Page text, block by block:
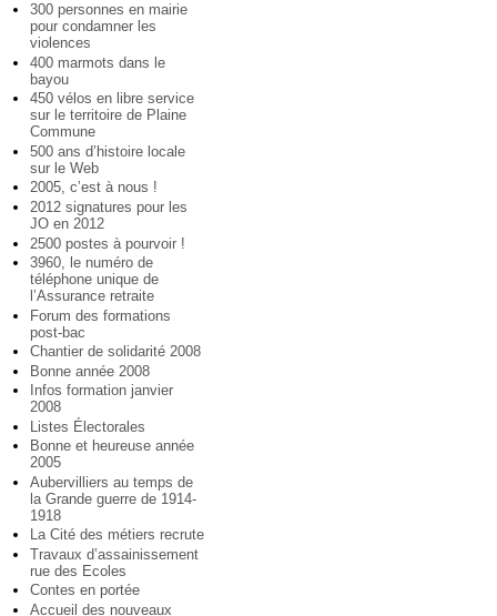
300 personnes en mairie
pour condamner les
violences
400 marmots dans le
bayou
450 vélos en libre service
sur le territoire de Plaine
Commune
500 ans d’histoire locale
sur le Web
2005, c’est à nous !
2012 signatures pour les
JO en 2012
2500 postes à pourvoir !
3960, le numéro de
téléphone unique de
l’Assurance retraite
Forum des formations
post-bac
Chantier de solidarité 2008
Bonne année 2008
Infos formation janvier
2008
Listes Électorales
Bonne et heureuse année
2005
Aubervilliers au temps de
la Grande guerre de 1914-
1918
La Cité des métiers recrute
Travaux d’assainissement
rue des Ecoles
Contes en portée
Accueil des nouveaux